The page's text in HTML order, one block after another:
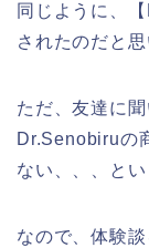
同じように、
されたのだと思
ただ、友達に
Dr.Senobiruの
ない、、、と
なので、体験